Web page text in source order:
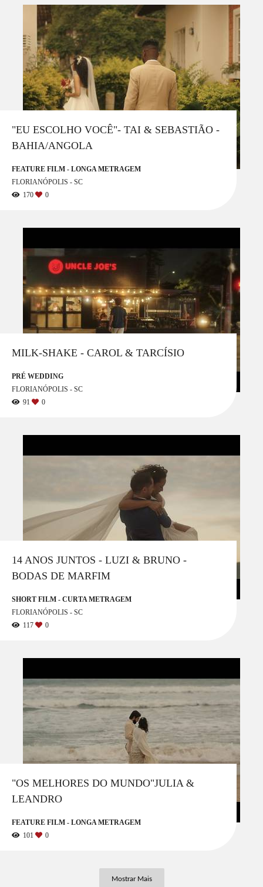
"EU ESCOLHO VOCÊ"- TAI & SEBASTIÃO -
BAHIA/ANGOLA
FEATURE FILM - LONGA METRAGEM
FLORIANÓPOLIS - SC
170
0
MILK-SHAKE - CAROL & TARCÍSIO
PRÉ WEDDING
FLORIANÓPOLIS - SC
91
0
14 ANOS JUNTOS - LUZI & BRUNO -
BODAS DE MARFIM
SHORT FILM - CURTA METRAGEM
FLORIANÓPOLIS - SC
117
0
"OS MELHORES DO MUNDO"JULIA &
LEANDRO
FEATURE FILM - LONGA METRAGEM
101
0
Mostrar Mais